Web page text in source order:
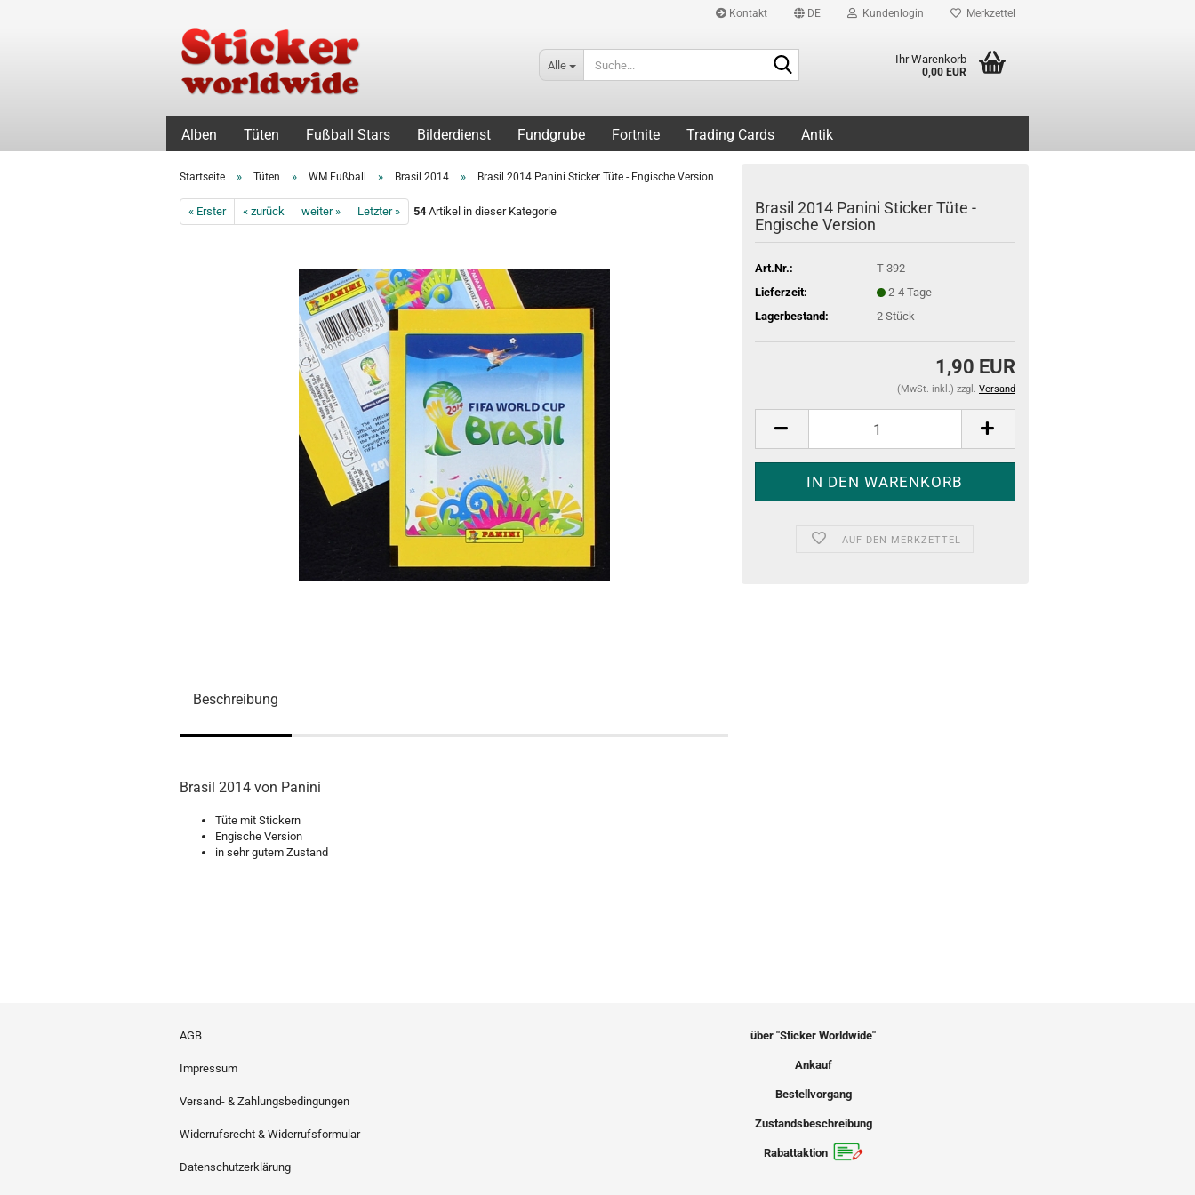
Kontakt DE Kundenlogin Merkzettel
Alle Ihr Warenkorb
0,00 EUR
Alben Tüten Fußball Stars Bilderdienst Fundgrube Fortnite Trading Cards Antik
Startseite » Tüten » WM Fußball » Brasil 2014 » Brasil 2014 Panini Sticker Tüte - Engische Version
« Erster « zurück weiter » Letzter » 54Artikel in dieser Kategorie
Brasil 2014 Panini Sticker Tüte -
Engische Version
Art.Nr.:
T 392
Lieferzeit:
2-4 Tage
Lagerbestand:
2 Stück
1,90 EUR
(MwSt. inkl.) zzgl. Versand
AUF DEN MERKZETTEL
Beschreibung
Brasil 2014 von Panini
Tüte mit Stickern
Engische Version
in sehr gutem Zustand
AGB
Impressum
Versand- & Zahlungsbedingungen
Widerrufsrecht & Widerrufsformular
Datenschutzerklärung
über "Sticker Worldwide"
Ankauf
Bestellvorgang
Zustandsbeschreibung
Rabattaktion